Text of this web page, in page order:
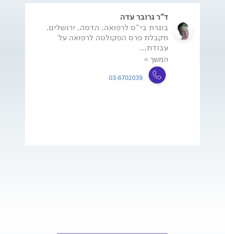
ד"ר גרובר עדה
בוגרת בי"ס לרפואה, הדסה, ירושלים.
מקבלת פרס הפקולטה לרפואה על
עבודת...
המשך >
03-6702039